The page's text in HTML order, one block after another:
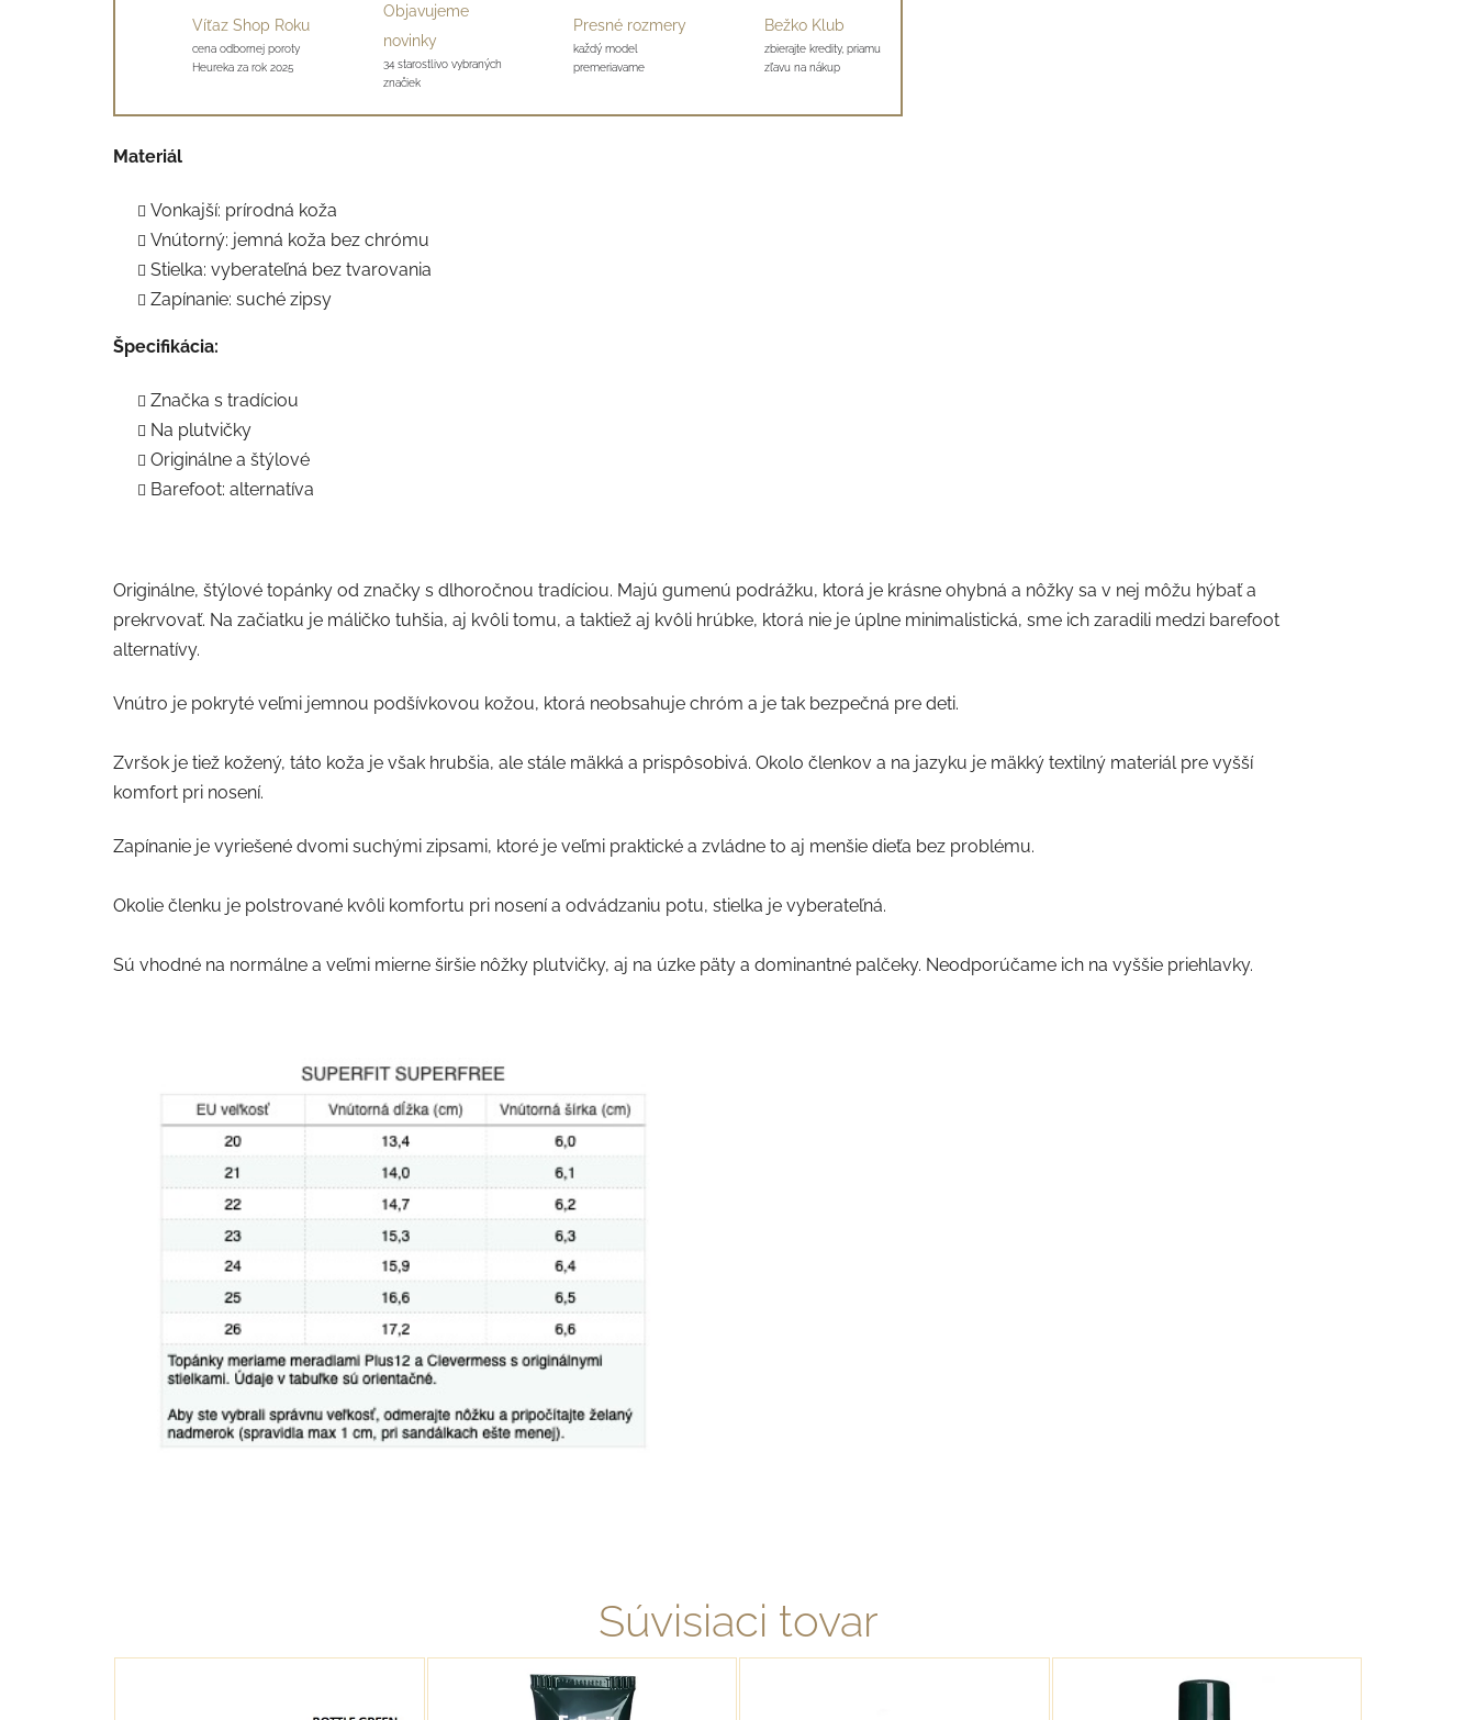
Víťaz Shop Roku
cena odbornej poroty
Heureka za rok 2025
Objavujeme
novinky
34 starostlivo vybraných
značiek
Presné rozmery
každý model
premeriavame
Bežko Klub
zbierajte kredity, priamu
zľavu na nákup
Materiál
Vonkajší: prírodná koža
Vnútorný: jemná koža bez chrómu
Stielka: vyberateľná bez tvarovania
Zapínanie: suché zipsy
Špecifikácia:
Značka s tradíciou
Na plutvičky
Originálne a štýlové
Barefoot: alternatíva
Originálne, štýlové topánky od značky s dlhoročnou tradíciou. Majú gumenú podrážku, ktorá je krásne ohybná a nôžky sa v nej môžu hýbať a
prekrvovať. Na začiatku je máličko tuhšia, aj kvôli tomu, a taktiež aj kvôli hrúbke, ktorá nie je úplne minimalistická, sme ich zaradili medzi barefoot
alternatívy.
Vnútro je pokryté veľmi jemnou podšívkovou kožou, ktorá neobsahuje chróm a je tak bezpečná pre deti.
Zvršok je tiež kožený, táto koža je však hrubšia, ale stále mäkká a prispôsobivá. Okolo členkov a na jazyku je mäkký textilný materiál pre vyšší
komfort pri nosení.
Zapínanie je vyriešené dvomi suchými zipsami, ktoré je veľmi praktické a zvládne to aj menšie dieťa bez problému.
Okolie členku je polstrované kvôli komfortu pri nosení a odvádzaniu potu, stielka je vyberateľná.
Sú vhodné na normálne a veľmi mierne širšie nôžky plutvičky, aj na úzke päty a dominantné palčeky. Neodporúčame ich na vyššie priehlavky.
Súvisiaci tovar